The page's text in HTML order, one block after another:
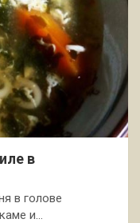
в
в голове
и…